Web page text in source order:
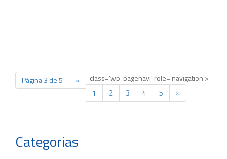
class='wp-pagenavi' role='navigation'>
Página 3 de 5
«
1
2 3 4 5 »
Categorias